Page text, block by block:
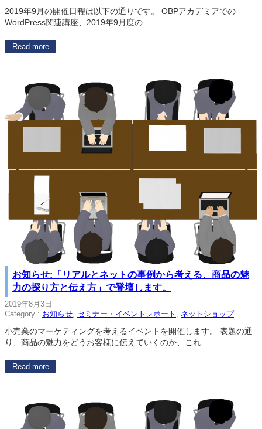
2019年9月の開催日程は以下の通りです。 OBPアカデミアでの
WordPress関連講座、2019年9月度の…
Read more
お知らせ:「リアルとネットの事例から考える、商品の魅
力の探り方と伝え方」で登壇します。
2019年8月3日
Category : お知らせ, セミナー・イベントレポート , ネットショップ
小売業のマーケティングを考えるイベントを開催します。 表題の通
り、商品の魅力をどうお客様に伝えていくのか、これ…
Read more